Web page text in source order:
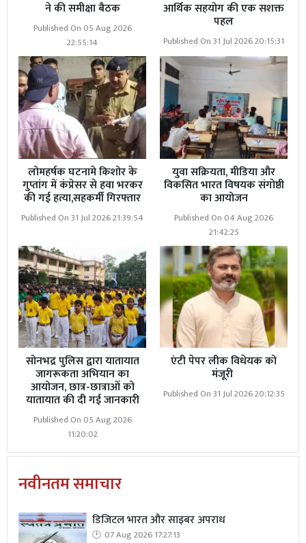
ने की समीक्षा बैठक
Published On 05 Aug 2026
22:55:14
आर्थिक सहयोग की एक सशक्त
पहल
Published On 31 Jul 2026 20:15:31
लोमहर्षक घटनामे किशोर के
गुप्तांग में कंप्रेसर से हवा भरकर
की गई हत्या,सहकर्मी गिरफ्तार
Published On 31 Jul 2026 21:39:54
युवा सक्रियता, मीडिया और
विकसित भारत विषयक संगोष्ठी
का आयोजन
Published On 04 Aug 2026
21:42:25
सोनभद्र पुलिस द्वारा यातायात
जागरूकता अभियान का
आयोजन, छात्र-छात्राओं को
यातायात की दी गई जानकारी
Published On 05 Aug 2026
11:20:02
एंटी पेपर लीक विधेयक को
मंजूरी
Published On 31 Jul 2026 20:12:35
नवीनतम समाचार
डिजिटल भारत और साइबर अपराध
07 Aug 2026 17:27:13